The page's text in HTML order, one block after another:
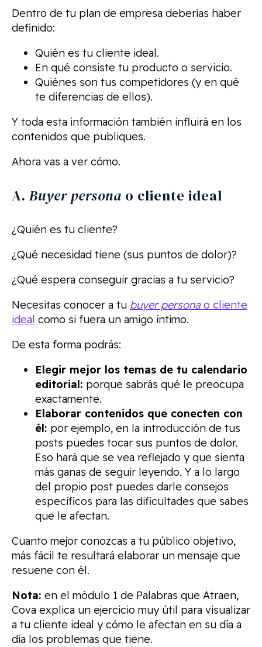
Dentro de tu plan de empresa deberías haber
definido:
Quién es tu cliente ideal.
En qué consiste tu producto o servicio.
Quiénes son tus competidores (y en qué
te diferencias de ellos).
Y toda esta información también influirá en los
contenidos que publiques.
Ahora vas a ver cómo.
A. Buyer persona o cliente ideal
¿Quién es tu cliente?
¿Qué necesidad tiene (sus puntos de dolor)?
¿Qué espera conseguir gracias a tu servicio?
Necesitas conocer a tu buyer personao cliente
ideal como si fuera un amigo íntimo.
De esta forma podrás:
Elegir mejor los temas de tu calendario
editorial: porque sabrás qué le preocupa
exactamente.
Elaborar contenidos que conecten con
él: por ejemplo, en la introducción de tus
posts puedes tocar sus puntos de dolor.
Eso hará que se vea reflejado y que sienta
más ganas de seguir leyendo. Y a lo largo
del propio post puedes darle consejos
específicos para las dificultades que sabes
que le afectan.
Cuanto mejor conozcas a tu público objetivo,
más fácil te resultará elaborar un mensaje que
resuene con él.
Nota: en el módulo 1 de Palabras que Atraen,
Cova explica un ejercicio muy útil para visualizar
a tu cliente ideal y cómo le afectan en su día a
día los problemas que tiene.